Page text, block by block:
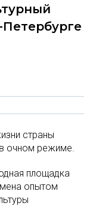
страны
в очном режиме.
площадка
опытом